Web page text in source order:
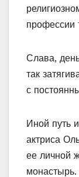
профессии
Слава,
так
с
Иной путь
актриса
ее личной
монастырь.